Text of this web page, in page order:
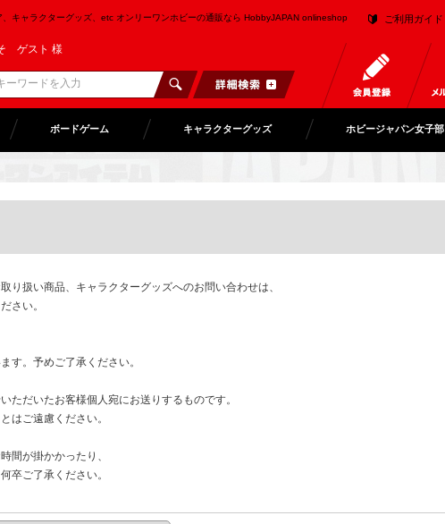
、キャラクターグッズ、etc オンリーワンホビーの通販なら HobbyJAPAN onlineshop ご利用ガイド
ゲスト 様
ボードゲーム キャラクターグッズ ホビージャパン女子部
り扱い商品、キャラクターグッズへのお問い合わせは、
さい。
す。予めご了承ください。
だいたお客様個人宛にお送りするものです。
はご遠慮ください。
間が掛かかったり、
卒ご了承ください。